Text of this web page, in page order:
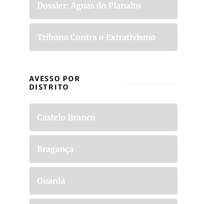
Dossier: Águas do Planalto
Tribuna Contra o Extrativismo
AVESSO POR
DISTRITO
Castelo Branco
Bragança
Guarda